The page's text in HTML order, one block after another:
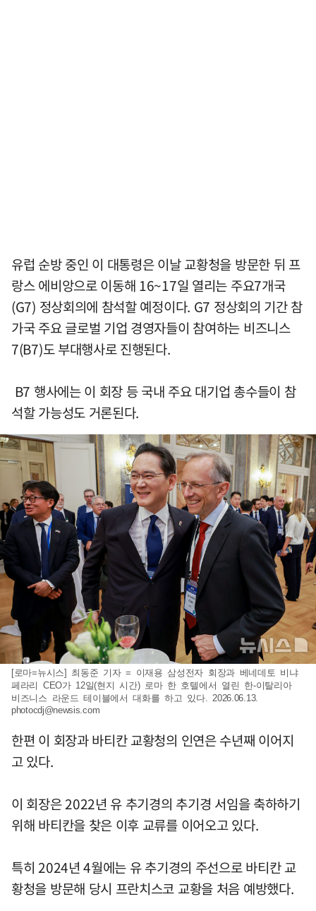
유럽 순방 중인 이 대통령은 이날 교황청을 방문한 뒤 프
랑스 에비앙으로 이동해 16~17일 열리는 주요7개국
(G7) 정상회의에 참석할 예정이다. G7 정상회의 기간 참
가국 주요 글로벌 기업 경영자들이 참여하는 비즈니스
7(B7)도 부대행사로 진행된다.
B7 행사에는 이 회장 등 국내 주요 대기업 총수들이 참
석할 가능성도 거론된다.
[로마=뉴시스] 최동준 기자 = 이재용 삼성전자 회장과 베네데토 비냐
페라리 CEO가 12일(현지 시간) 로마 한 호텔에서 열린 한-이탈리아
비즈니스 라운드 테이블에서 대화를 하고 있다. 2026.06.13.
photocdj@newsis.com
한편 이 회장과 바티칸 교황청의 인연은 수년째 이어지
고 있다.
이 회장은 2022년 유 추기경의 추기경 서임을 축하하기
위해 바티칸을 찾은 이후 교류를 이어오고 있다.
특히 2024년 4월에는 유 추기경의 주선으로 바티칸 교
황청을 방문해 당시 프란치스코 교황을 처음 예방했다.